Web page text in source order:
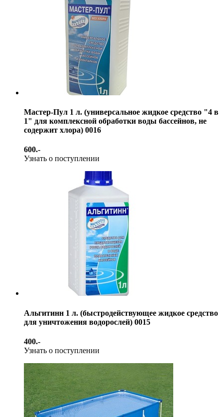
Мастер-Пул 1 л. (универсальное жидкое средство "4 в
1" для комплексной обработки воды бассейнов, не
содержит хлора) 0016
600.-
Узнать о поступлении
Альгитинн 1 л. (быстродействующее жидкое средство
для уничтожения водорослей) 0015
400.-
Узнать о поступлении